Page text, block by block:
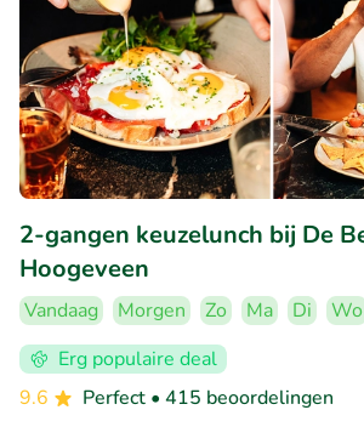
2-gangen keuzelunch bij De
Hoogeveen
Vandaag Morgen Zo Ma Di Wo
Erg populaire deal
9.6
Perfect • 415 beoordelingen